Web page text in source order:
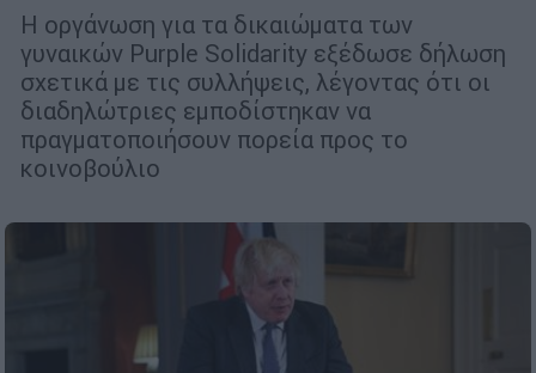
Η οργάνωση για τα δικαιώματα των
γυναικών Purple Solidarity εξέδωσε δήλωση
σχετικά με τις συλλήψεις, λέγοντας ότι οι
διαδηλώτριες εμποδίστηκαν να
πραγματοποιήσουν πορεία προς το
κοινοβούλιο